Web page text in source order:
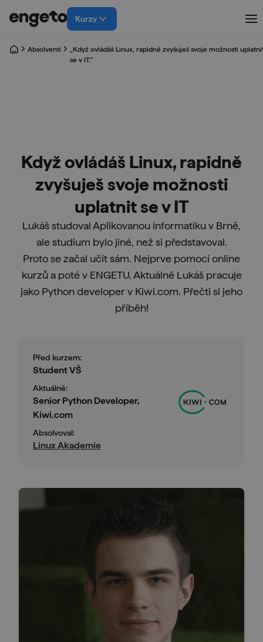
Kurzy
Absolventi
„Když ovládáš Linux, rapidně zvyšuješ svoje možnosti
se v IT.“
Když ovládáš Linux, rapidně
zvyšuješ svoje možnosti
uplatnit se v IT
Lukáš studoval Aplikovanou informatiku v Brně,
ale studium bylo jiné, než si představoval.
Proto se začal učit sám. Nejprve pomocí online
kurzů a poté v ENGETU. Aktuálně Lukáš pracuje
jako Python developer v Kiwi.com. Přečti si jeho
příběh!
Před kurzem:
Student VŠ
Aktuálně:
Senior Python Developer,
Kiwi.com
Absolvoval:
Linux Akademie